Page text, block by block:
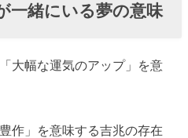
一緒にいる夢の意味
大幅な運気のアップ」を意
作」を意味する吉兆の存在